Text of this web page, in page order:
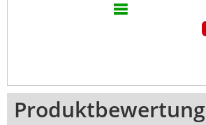
Produktbewertung